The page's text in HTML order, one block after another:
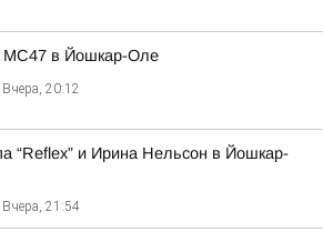
МС47 в Йошкар-Оле
Вчера, 20:12
“Reflex” и Ирина Нельсон в Йошкар-
Вчера, 21:54